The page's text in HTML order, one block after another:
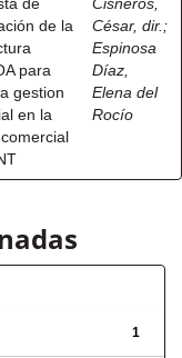
de la
para
gestion
en la
César, dir. ;
Espinosa
Díaz,
Elena del
Rocío
1